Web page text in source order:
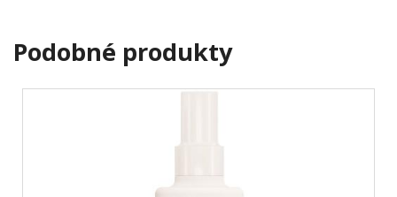
Podobné produkty